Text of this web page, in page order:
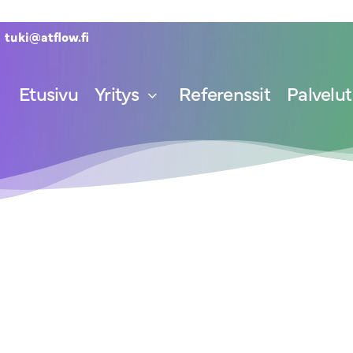
tuki@atflow.fi
Etusivu Yritys Referenssit Palvelut